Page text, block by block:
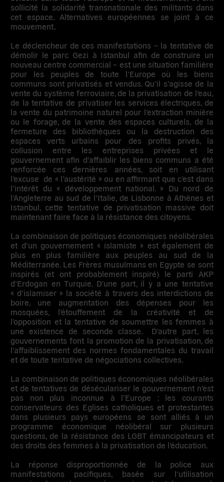
sollicité la solidarité transnationale des militants dans
cet espace. Alternatives européennes se joint à ce
mouvement.
Le déclencheur de ces manifestations – la tentative de
démolir le parc Gezi à Istanbul afin de construire un
nouveau centre commercial – est une situation familière
pour les peuples de toute l’Europe où les biens
communs sont privatisés et vendus. Qu’il s’agisse de la
vente du système ferroviaire, de la privatisation de l’eau,
de la tentative de privatiser les services électriques, de
la vente du patrimoine naturel pour l’extraction minière
ou le forage, de la vente des espaces culturels, de la
fermeture des bibliothèques ou la destruction des
espaces verts urbains pour des profits privés, la
collusion entre les entreprises privées et le
gouvernement afin d’affaiblir les biens communs a été
renforcée ces dernières années, soit en utilisant
l’excuse de « l’austérité » ou en affirmant que c’est dans
l’intérêt du « développement national. » Du nord de
l’Angleterre au sud de l’Italie, de Lisbonne à Athènes et
Istanbul, cette tentative de privatisation massive doit
maintenant faire face à la résistance des citoyens.
La combinaison de politiques économiques néolibérales
et d’un gouvernement « islamiste » est également de
plus en plus familière aux peuples au sud de la
Méditerranée. Les Frères musulmans en Egypte se sont
inspirés (et ont probablement inspiré) le parti AKP
d’Erdogan en Turquie. D’une part, il y a une tentative
« d’islamiser » la société à travers des interdictions de
boire, une augmentation des dépenses pour les
mosquées, l’étouffement de la créativité et de
l’opposition et la tentative de soumettre les femmes à
une existence de seconde classe. D’autre part, les
gouvernements font la promotion de la privatisation, de
l’affaiblissement des normes fondamentales du travail
et de toute tentative de négociations collectives.
La combinaison de politiques économiques néolibérales
et de tentatives de déséculariser le gouvernement n’est
pas non plus inconnue à l’Europe : les courants
conservateurs des Eglises catholiques et protestantes
dans plusieurs pays européens se sont alliés à un
programme économique néolibéral sur plusieurs
questions, de la résistance des LGBT émancipateurs et
des droits des femmes à la privatisation de l’éducation.
La réponse disproportionnée de la police aux
manifestations pacifiques, basée sur l’utilisation